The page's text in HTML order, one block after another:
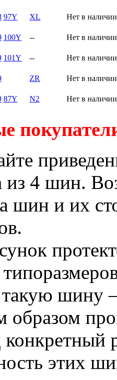
97Y XL Нет в наличии
100Y -- Нет в наличии
101Y -- Нет в наличии
ZR Нет в наличии
87Y N2 Нет в наличии
из 4 шин.
шин и их
шину
образом
этих